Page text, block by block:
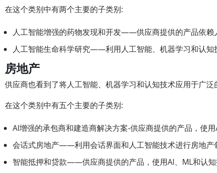
在这个类别中有两个主要的子类别:
人工智能增强的药物发现和开发——供应商提供的产品依
人工智能生命科学研究——利用人工智能、机器学习和认
房地产
供应商也看到了将人工智能、机器学习和认知技术应用于广
在这个类别中有五个主要的子类别:
AI增强的承包商和建造商解决方案-供应商提供的产品，使
会话式房地产——利用会话界面和人工智能技术进行房地产
智能抵押和贷款——供应商提供的产品，使用AI、ML和认